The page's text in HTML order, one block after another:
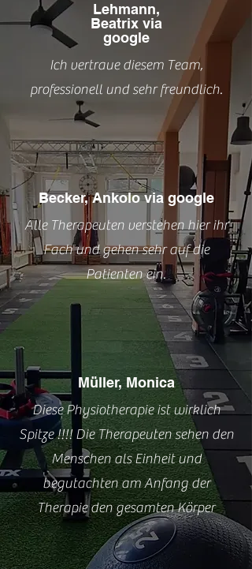
Lehmann,
Beatrix via
google
Ich vertraue diesem Team,
professionell und sehr freundlich.
Becker, Ankolo via google
Alle Therapeuten verstehen hier ihr
Fach und gehen sehr auf die
Patienten ein.
Müller, Monica
Diese Physiotherapie ist wirklich
Spitze !!!! Die Therapeuten sehen den
Menschen als Einheit und
begutachten am Anfang der
Therapie den gesamten Körper